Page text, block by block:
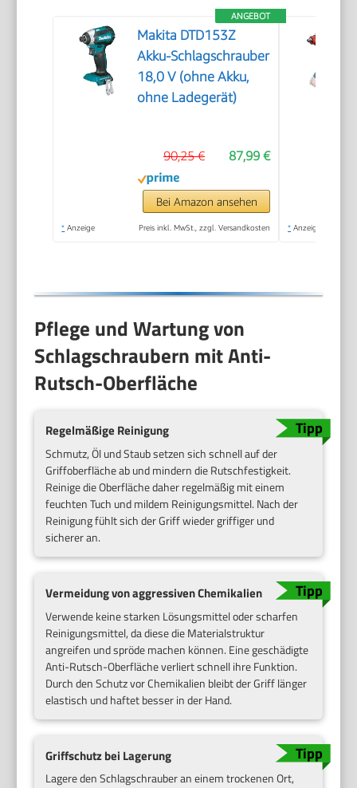
ANGEBOT
Makita DTD153Z
Akku-Schlagschrauber
18,0 V (ohne Akku,
ohne Ladegerät)
87,99 €
90,25 €
Bei Amazon ansehen
* Anzeige Preis inkl. MwSt., zzgl. Versandkosten * Anzeige
Pflege und Wartung von
Schlagschraubern mit Anti-
Rutsch-Oberfläche
Regelmäßige Reinigung
Schmutz, Öl und Staub setzen sich schnell auf der
Griffoberfläche ab und mindern die Rutschfestigkeit.
Reinige die Oberfläche daher regelmäßig mit einem
feuchten Tuch und mildem Reinigungsmittel. Nach der
Reinigung fühlt sich der Griff wieder griffiger und
sicherer an.
Vermeidung von aggressiven Chemikalien
Verwende keine starken Lösungsmittel oder scharfen
Reinigungsmittel, da diese die Materialstruktur
angreifen und spröde machen können. Eine geschädigte
Anti-Rutsch-Oberfläche verliert schnell ihre Funktion.
Durch den Schutz vor Chemikalien bleibt der Griff länger
elastisch und haftet besser in der Hand.
Griffschutz bei Lagerung
Lagere den Schlagschrauber an einem trockenen Ort,